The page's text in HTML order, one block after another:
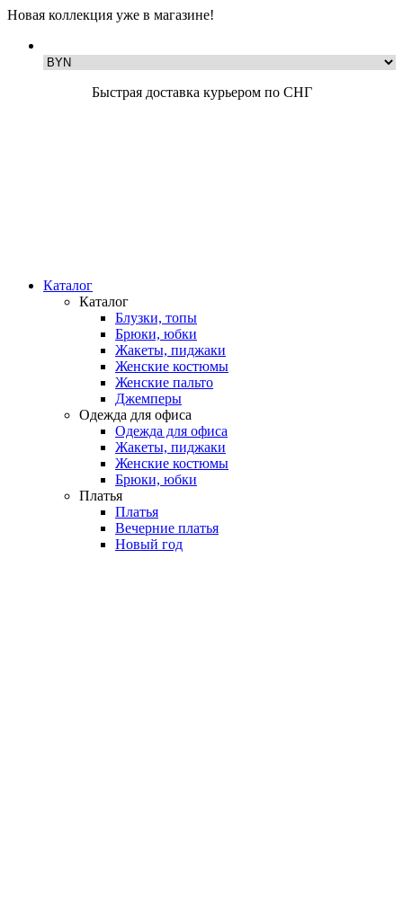
Новая коллекция уже в магазине!
Быстрая доставка курьером по СНГ
Каталог
Каталог
Блузки, топы
Брюки, юбки
Жакеты, пиджаки
Женские костюмы
Женские пальто
Джемперы
Одежда для офиса
Одежда для офиса
Жакеты, пиджаки
Женские костюмы
Брюки, юбки
Платья
Платья
Вечерние платья
Новый год